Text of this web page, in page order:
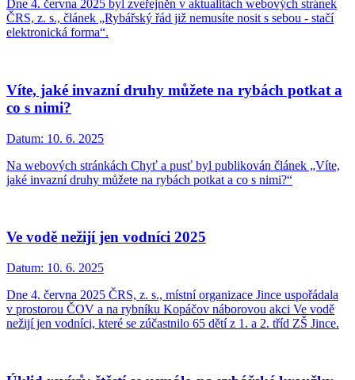
Dne 4. června 2025 byl zveřejněn v aktualitách webových stránek
ČRS, z. s., článek „Rybářský řád již nemusíte nosit s sebou - stačí
elektronická forma“.
Víte, jaké invazní druhy můžete na rybách potkat a
co s nimi?
Datum: 10. 6. 2025
Na webových stránkách Chyť a pusť byl publikován článek „Víte,
jaké invazní druhy můžete na rybách potkat a co s nimi?“
Ve vodě nežijí jen vodníci 2025
Datum: 10. 6. 2025
Dne 4. června 2025 ČRS, z. s., místní organizace Jince uspořádala
v prostorou ČOV a na rybníku Kopáčov náborovou akci Ve vodě
nežijí jen vodníci, které se zúčastnilo 65 dětí z 1. a 2. tříd ZŠ Jince.